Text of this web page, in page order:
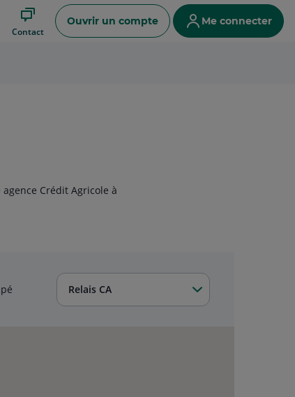
Contact
Ouvrir un compte Me connecter
Crédit Agricole à
Relais CA